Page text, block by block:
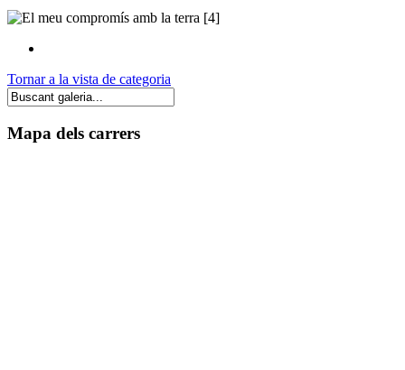
Tornar a la vista de categoria
Mapa dels carrers